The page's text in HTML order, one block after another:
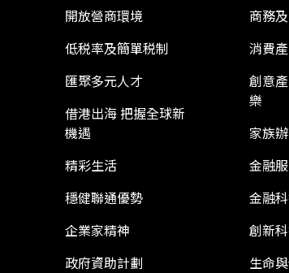
開放營商環境
低税率及簡單税制
匯聚多元人才
借港出海 把握全球新
機遇
精彩生活
穩健聯通優勢
企業家精神
政府資助計劃
商務
消費
創意
樂
家族
金融
金融
創新
生命